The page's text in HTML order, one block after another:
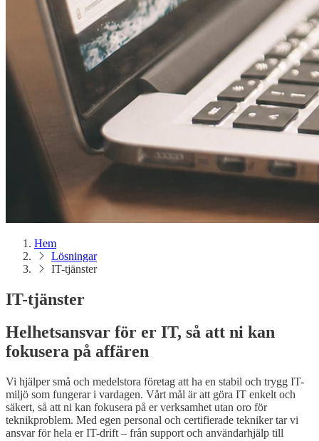
Hem
Lösningar
IT-tjänster
IT-tjänster
Helhetsansvar för er IT, så att ni kan
fokusera på affären
Vi hjälper små och medelstora företag att ha en stabil och trygg IT-
miljö som fungerar i vardagen. Vårt mål är att göra IT enkelt och
säkert, så att ni kan fokusera på er verksamhet utan oro för
teknikproblem. Med egen personal och certifierade tekniker tar vi
ansvar för hela er IT-drift – från support och användarhjälp till